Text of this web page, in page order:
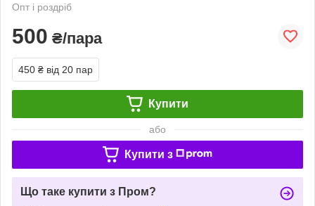
Опт і роздріб
500 ₴/пара
450 ₴ від 20 пар
Купити
або
Купити з
Що таке купити з Пром?